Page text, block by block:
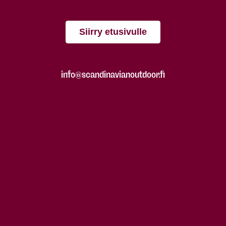
Siirry etusivulle
info@scandinavianoutdoor.fi